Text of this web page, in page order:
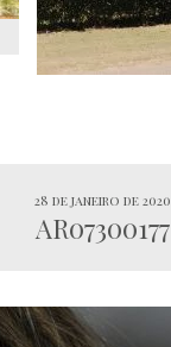
28 de janeiro de 2020
AR07300177